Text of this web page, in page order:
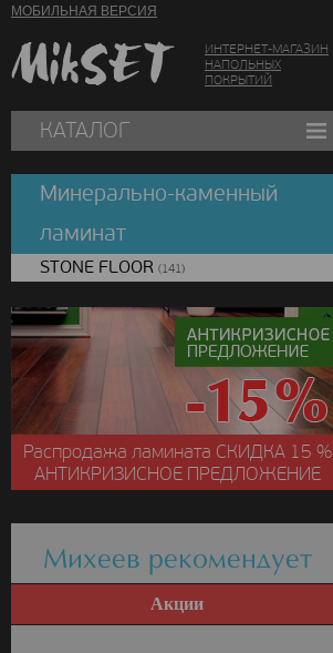
МОБИЛЬНАЯ ВЕРСИЯ
ИНТЕРНЕТ-МАГАЗИН
НАПОЛЬНЫХ
ПОКРЫТИЙ
КАТАЛОГ
Минерально-каменный
ламинат
STONE FLOOR (141)
Распродажа ламината СКИДКА15 %
АНТИКРИЗИСНОЕ ПРЕДЛОЖЕНИЕ
Михеев рекомендует
Акции